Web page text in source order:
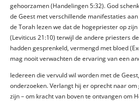
gehoorzamen (Handelingen 5:32). God
de Geest met verschillende manifestaties
de Torah lezen we dat de hogepriester op
(Leviticus 21:10) terwijl de andere priesters
hadden gesprenkeld, vermengd met bloed
mag nooit verwachten de ervaring van een
Iedereen die vervuld wil worden met de
onderzoeken. Verlangt hij er oprecht naar
zijn – om kracht van boven te ontvangen om